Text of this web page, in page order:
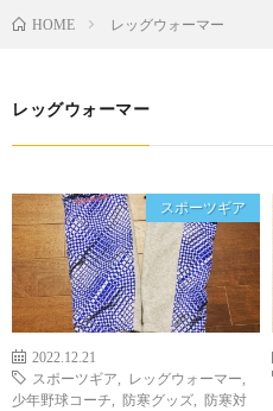
HOME レッグウォーマー
レッグウォーマー
スポーツギア
2022.12.21
スポーツギア
レッグウォーマー
少年野球コーチ
防寒グッズ
防寒対